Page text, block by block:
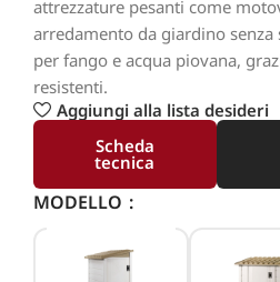
attrezzature pesanti come
arredamento da giardino senza
per fango e acqua piovana,
resistenti.
Aggiungi alla lista desideri
Scheda
tecnica
MODELLO